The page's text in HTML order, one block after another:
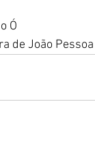
Ó
de João Pessoa